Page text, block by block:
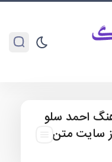
احمد سلو
سایت متن